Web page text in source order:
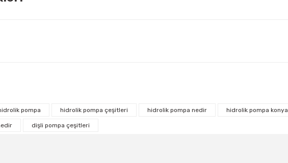
pompa hidrolik pompa çeşitleri hidrolik pompa nedir hidrolik pompa konya
dişli pompa çeşitleri